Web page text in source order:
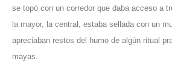
se topó con un corredor que daba acceso a
la mayor, la central, estaba sellada con un
apreciaban restos del humo de algún ritual
mayas.